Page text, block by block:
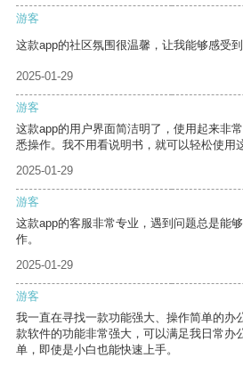
游客
这款app的社区氛围很温馨，让我能够感受到
2025-01-29
游客
这款app的用户界面简洁明了，使用起来非
悉操作。我不用看说明书，就可以轻松使用
2025-01-29
游客
这款app的客服非常专业，遇到问题总是能
作。
2025-01-29
游客
我一直在寻找一款功能强大、操作简单的办
款软件的功能非常强大，可以满足我日常办
单，即使是小白也能快速上手。